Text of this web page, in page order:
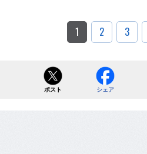
1 2 3
ポスト シェア